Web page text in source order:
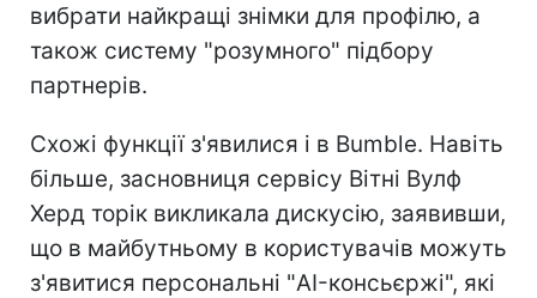
вибрати найкращі знімки для профілю, а
також систему "розумного" підбору
партнерів.
Схожі функції з'явилися і в Bumble. Навіть
більше, засновниця сервісу Вітні Вулф
Херд торік викликала дискусію, заявивши,
що в майбутньому в користувачів можуть
з'явитися персональні "AI-консьєржі", які